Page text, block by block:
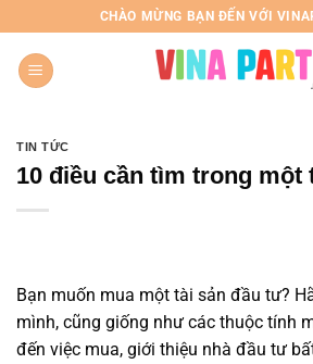
đến
nội
dung
CHÀO MỪNG BẠN ĐẾN VỚI
TIN TỨC
10 điều cần tìm trong một
Bạn muốn mua một tài sản đầu tư?
mình, cũng giống như các thuộc tính
đến việc mua, giới thiệu nhà đầu tư